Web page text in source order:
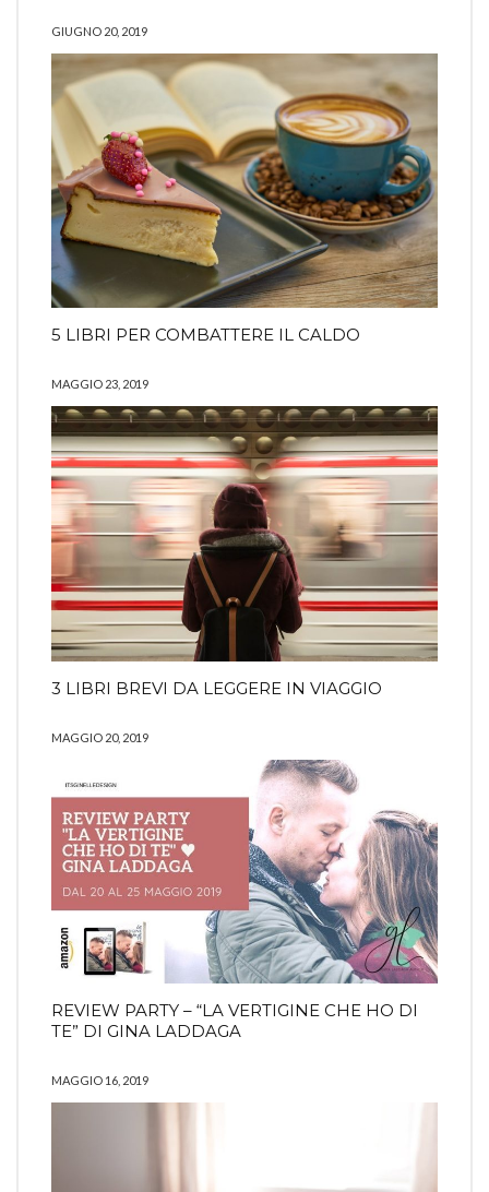
GIUGNO 20, 2019
5 LIBRI PER COMBATTERE IL CALDO
MAGGIO 23, 2019
3 LIBRI BREVI DA LEGGERE IN VIAGGIO
MAGGIO 20, 2019
REVIEW PARTY – “LA VERTIGINE CHE HO DI
TE” DI GINA LADDAGA
MAGGIO 16, 2019